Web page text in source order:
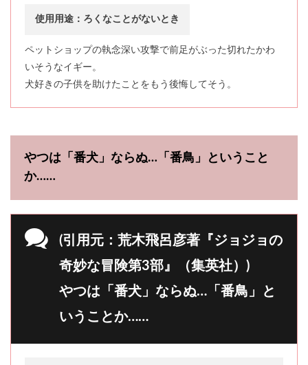
使用用途：ろくなことがないとき
ペットショップの執念深い攻撃で前足がぶった切れたかわ
いそうなイギー。
犬好きの子供を助けたことをもう後悔してそう。
やつは「番犬」ならぬ…「番鳥」ということ
か……
(引用元：荒木飛呂彦著『ジョジョの
奇妙な冒険第3部』（集英社）)
やつは「番犬」ならぬ…「番鳥」と
いうことか……